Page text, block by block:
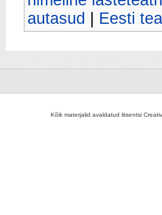
autasud
Eesti
Kõik materjalid avaldatud litsentsi